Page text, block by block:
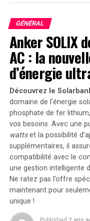
Il a recommandé
critères ou plus du
vers un examen du
approprié.
Complexité
et
diabète
Le Dr Tongalp Tezel
la relation entre
comme un «
diabétiques
raison de la
le système
peut également
Cela soulève la
dans les études.
GÉNÉRAL
Anker SOLIX
AC : la
d’énergie
Découvrez le
domaine de l’énergie
phosphate de fer
vos besoins. Avec une
wattset la possibilité
supplémentaires, il
compatibilité avec le
une gestion intelligente
Ne ratez pas l’offre
maintenant pour
unique !